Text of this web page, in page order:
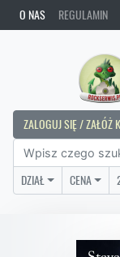
O NAS REGULAMIN
ZALOGUJ SIĘ / ZAŁÓŻ
DZIAŁ CENA